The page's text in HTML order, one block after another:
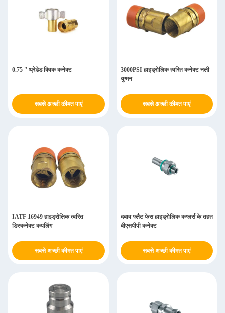
0.75 '' थ्रेडेड क्विक कनेक्ट
सबसे अच्छी कीमत पाएं
3000PSI हाइड्रोलिक त्वरित कनेक्ट नली
युग्मन
सबसे अच्छी कीमत पाएं
IATF 16949 हाइड्रोलिक त्वरित
डिस्कनेक्ट कपलिंग
सबसे अच्छी कीमत पाएं
दबाव फ्लैट फेस हाइड्रोलिक कप्लर्स के तहत
बीएसपीपी कनेक्ट
सबसे अच्छी कीमत पाएं